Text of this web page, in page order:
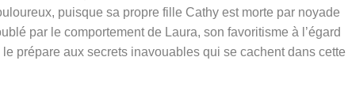
puisque sa propre fille Cathy est morte par noyade
par le comportement de Laura, son favoritisme à l’égard
prépare aux secrets inavouables qui se cachent dans cette